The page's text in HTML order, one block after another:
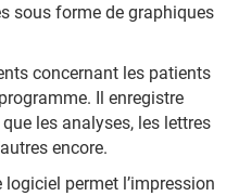
sous forme de graphiques
concernant les patients
Il enregistre
les analyses, les lettres
encore.
permet l’impression